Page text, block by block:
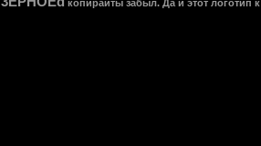
копирайты забыл. Да и этот логотип